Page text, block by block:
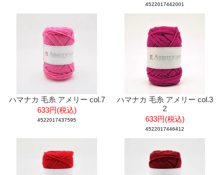
4522017442001
ハマナカ 毛糸 アメリー col.7
633円(税込)
4522017437595
ハマナカ 毛糸 アメリー col.3
2
633円(税込)
4522017446412